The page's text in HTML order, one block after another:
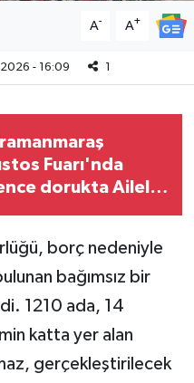
A- A+
- 16:09 1
Fuarı'nda
dorukta Aileler
borç nedeniyle
bağımsız bir
1210 ada, 14
katta yer alan
gerçekleştirilecek